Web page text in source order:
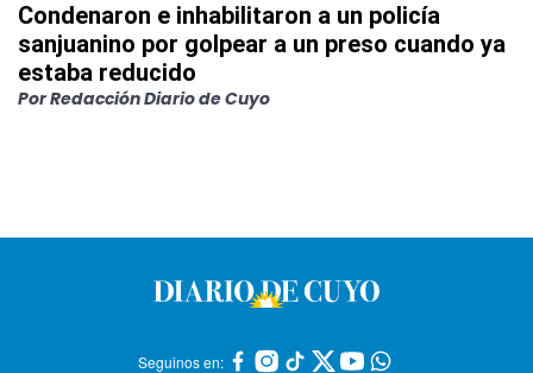
Condenaron e inhabilitaron a un policía
sanjuanino por golpear a un preso cuando ya
estaba reducido
PorRedacción Diario de Cuyo
Seguinos en: